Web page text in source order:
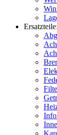
Ersatzteile: